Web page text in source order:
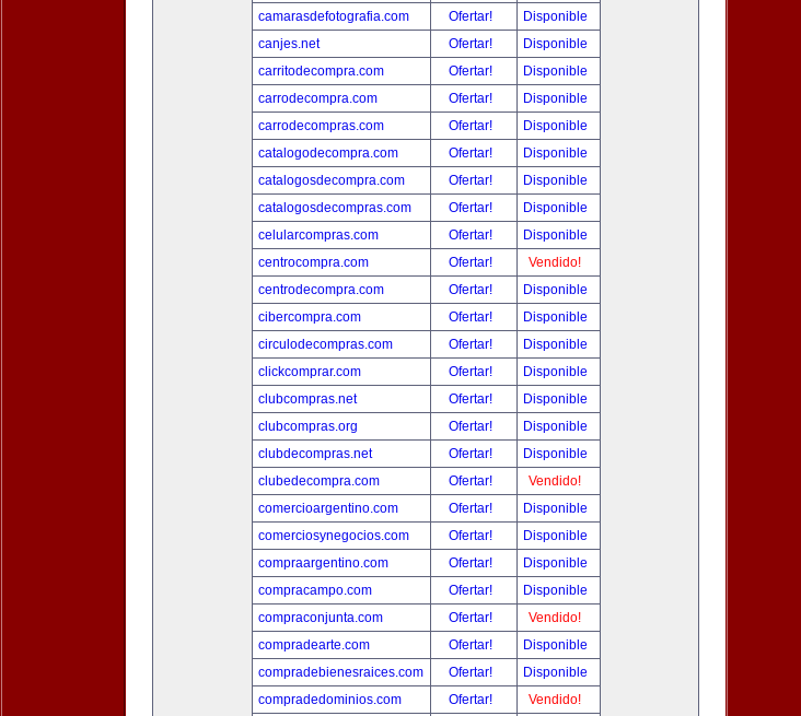
camarasdefotografia.com
Ofertar!
Disponible
canjes.net
Ofertar!
Disponible
carritodecompra.com
Ofertar!
Disponible
carrodecompra.com
Ofertar!
Disponible
carrodecompras.com
Ofertar!
Disponible
catalogodecompra.com
Ofertar!
Disponible
catalogosdecompra.com
Ofertar!
Disponible
catalogosdecompras.com
Ofertar!
Disponible
celularcompras.com
Ofertar!
Disponible
centrocompra.com
Ofertar!
Vendido!
centrodecompra.com
Ofertar!
Disponible
cibercompra.com
Ofertar!
Disponible
circulodecompras.com
Ofertar!
Disponible
clickcomprar.com
Ofertar!
Disponible
clubcompras.net
Ofertar!
Disponible
clubcompras.org
Ofertar!
Disponible
clubdecompras.net
Ofertar!
Disponible
clubedecompra.com
Ofertar!
Vendido!
comercioargentino.com
Ofertar!
Disponible
comerciosynegocios.com
Ofertar!
Disponible
compraargentino.com
Ofertar!
Disponible
compracampo.com
Ofertar!
Disponible
compraconjunta.com
Ofertar!
Vendido!
compradearte.com
Ofertar!
Disponible
compradebienesraices.com
Ofertar!
Disponible
compradedominios.com
Ofertar! Vendido!